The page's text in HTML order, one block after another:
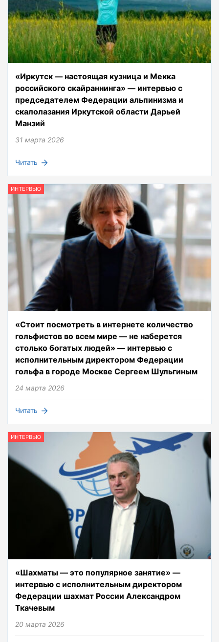
«Иркутск — настоящая кузница и Мекка
российского скайраннинга» — интервью с
председателем Федерации альпинизма и
скалолазания Иркутской области Дарьей
Манзий
31 марта 2026
Читать
ИНТЕРВЬЮ
«Стоит посмотреть в интернете количество
гольфистов во всем мире — не наберется
столько богатых людей» — интервью с
исполнительным директором Федерации
гольфа в городе Москве Сергеем Шульгиным
24 марта 2026
Читать
ИНТЕРВЬЮ
«Шахматы — это популярное занятие» —
интервью с исполнительным директором
Федерации шахмат России Александром
Ткачевым
20 марта 2026